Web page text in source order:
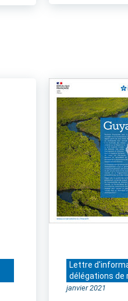
Lettre
délégations de
janvier 2021